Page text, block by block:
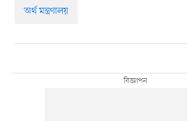
অর্থ মন্ত্রণালয়